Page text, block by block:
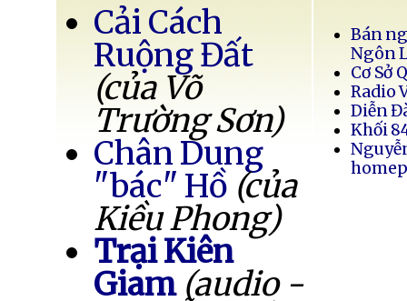
Cải Cách
Ruộng Đất
(của Võ
Trường Sơn)
Chân Dung
"bác" Hồ (của
Kiều Phong)
Trại Kiên
Giam (audio -
Bán
Ngôn
Cơ Sở
Radio
Diễn
Khối